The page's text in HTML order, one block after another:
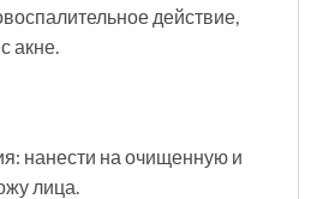
действие,
акне.
нанести на очищенную и
лица.